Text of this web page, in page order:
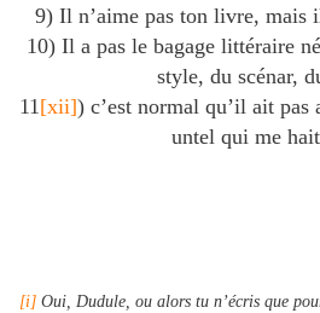
9) Il n’aime pas ton livre, mais
10) Il a pas le bagage littéraire
style, du scénar,
11[xii]) c’est normal qu’il ait
untel qui me hait
[i] Oui, Dudule, ou alors tu n’écris que